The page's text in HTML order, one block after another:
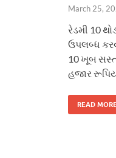
March 25,
રેડમી 10
ઉપલબ્ધ
10 ખૂબ
હજાર
READ